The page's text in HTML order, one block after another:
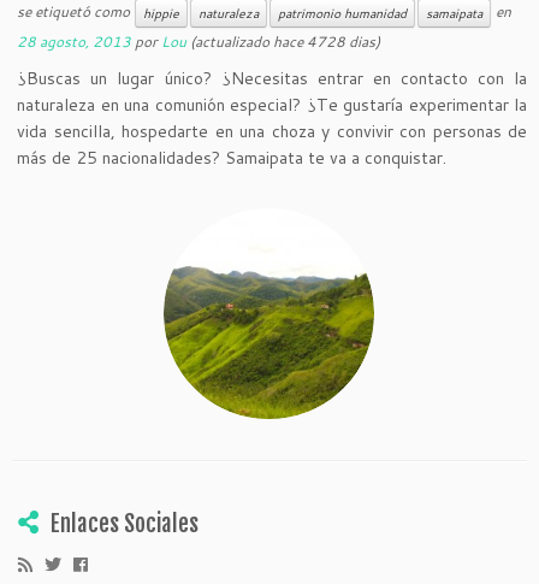
se etiquetó como
hippie naturaleza patrimonio humanidad samaipata
en
28 agosto, 2013 porLou(actualizado hace 4728 dias)
¿Buscas un lugar único? ¿Necesitas entrar en contacto con la
naturaleza en una comunión especial? ¿Te gustaría experimentar la
vida sencilla, hospedarte en una choza y convivir con personas de
más de 25 nacionalidades? Samaipata te va a conquistar.
Enlaces Sociales